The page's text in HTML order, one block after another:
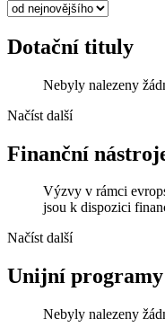
Dotační tituly
Nebyly nalezeny
Načíst další
Finanční
Výzvy v rámci
jsou k dispozici
Načíst další
Unijní programy
Nebyly nalezeny